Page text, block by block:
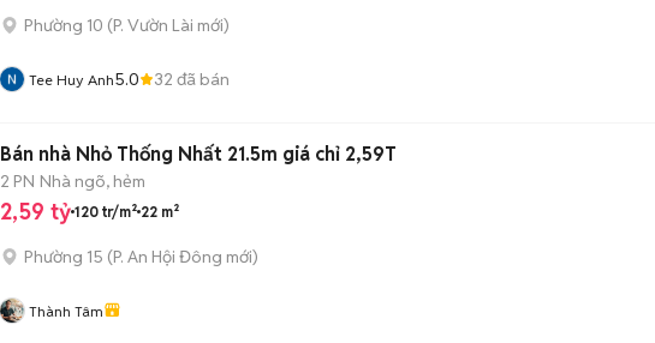
Phường 10 (P. Vườn Lài mới)
Tee Huy Anh5.0 32 đã bán
Bán nhà Nhỏ Thống Nhất 21.5m giá chỉ 2,59T
2 PN Nhà ngõ, hẻm
2,59 tỷ 120 tr/m² 22 m²
Phường 15 (P. An Hội Đông mới)
Thành Tâm